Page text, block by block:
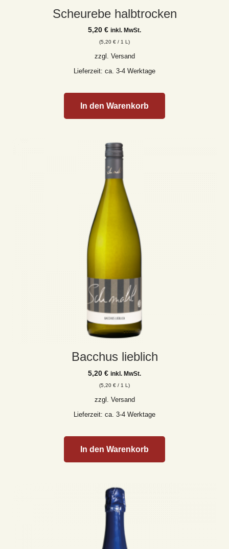
Scheurebe halbtrocken
5,20 € inkl. MwSt.
(5,20 € / 1 L)
zzgl. Versand
Lieferzeit: ca. 3-4 Werktage
In den Warenkorb
Bacchus lieblich
5,20 € inkl. MwSt.
(5,20 € / 1 L)
zzgl. Versand
Lieferzeit: ca. 3-4 Werktage
In den Warenkorb